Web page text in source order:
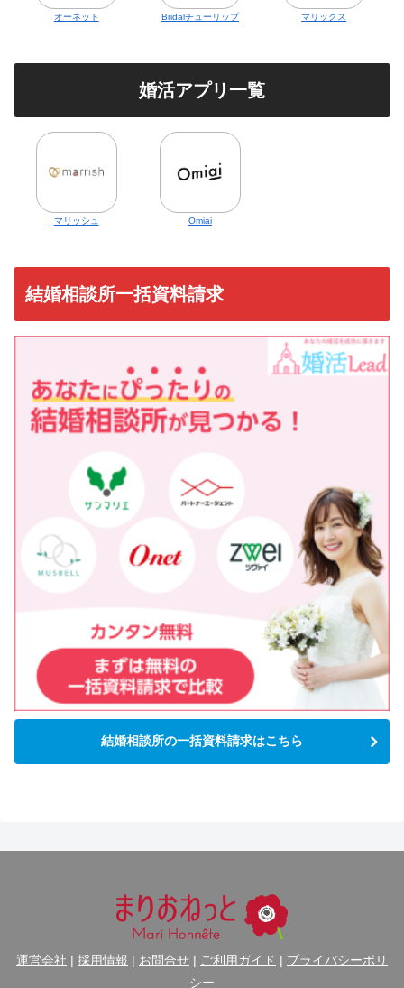
オーネット Bridalチューリップ マリックス
婚活アプリ一覧
マリッシュ Omiai
結婚相談所一括資料請求
結婚相談所の一括資料請求はこちら
運営会社 | 採用情報 | お問合せ | ご利用ガイド | プライバシーポリ
シー